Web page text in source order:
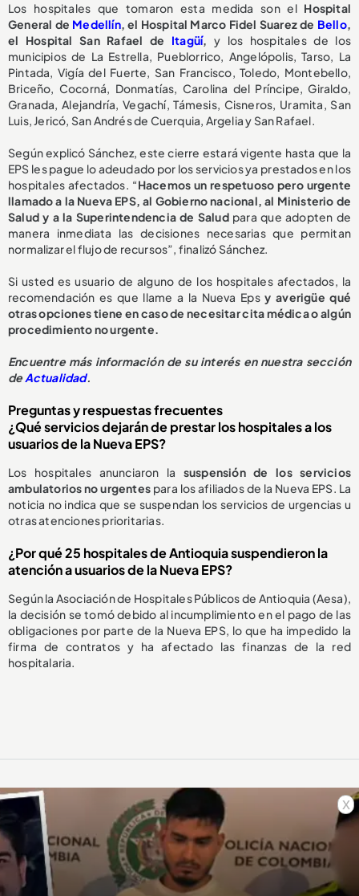
x
Los hospitales que tomaron esta medida son el Hospital
General de Medellín, el Hospital Marco Fidel Suarez de Bello,
el Hospital San Rafael de Itagüí, y los hospitales de los
municipios de La Estrella, Pueblorrico, Angelópolis, Tarso, La
Pintada, Vigía del Fuerte, San Francisco, Toledo, Montebello,
Briceño, Cocorná, Donmatías, Carolina del Príncipe, Giraldo,
Granada, Alejandría, Vegachí, Támesis, Cisneros, Uramita, San
Luis, Jericó, San Andrés de Cuerquia, Argelia y San Rafael.
Según explicó Sánchez, este cierre estará vigente hasta que la
EPS les pague lo adeudado por los servicios ya prestados en los
hospitales afectados. “Hacemos un respetuoso pero urgente
llamado a la Nueva EPS, al Gobierno nacional, al Ministerio de
Salud y a la Superintendencia de Salud para que adopten de
manera inmediata las decisiones necesarias que permitan
normalizar el flujo de recursos”, finalizó Sánchez.
Si usted es usuario de alguno de los hospitales afectados, la
recomendación es que llame a la Nueva Epsy averigüe qué
otras opciones tiene en caso de necesitar cita médica o algún
procedimiento no urgente.
Encuentre más información de su interés en nuestra sección
deActualidad.
Preguntas y respuestas frecuentes
¿Qué servicios dejarán de prestar los hospitales a los
usuarios de la Nueva EPS?
Los hospitales anunciaron la suspensión de los servicios
ambulatorios no urgentes para los afiliados de la Nueva EPS. La
noticia no indica que se suspendan los servicios de urgencias u
otras atenciones prioritarias.
¿Por qué 25 hospitales de Antioquia suspendieron la
atención a usuarios de la Nueva EPS?
Según la Asociación de Hospitales Públicos de Antioquia (Aesa),
la decisión se tomó debido al incumplimiento en el pago de las
obligaciones por parte de la Nueva EPS, lo que ha impedido la
firma de contratos y ha afectado las finanzas de la red
hospitalaria.